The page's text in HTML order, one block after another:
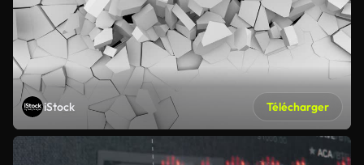
iStock Télécharger